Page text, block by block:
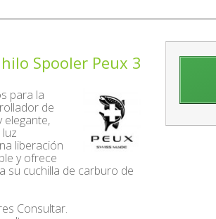
Spooler Peux 3
para la
de
elegante,
liberación
y ofrece
su cuchilla de carburo de
Consultar.